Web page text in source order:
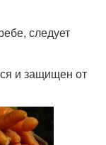
следует
и защищен от